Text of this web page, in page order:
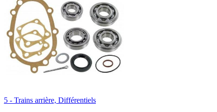
5 - Trains arrière, Différentiels